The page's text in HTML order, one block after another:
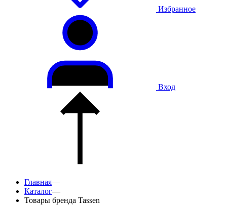
Избранное
Вход
Главная—
Каталог—
Товары бренда Tassen